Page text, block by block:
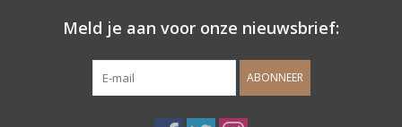
Meld je aan voor onze nieuwsbrief:
ABONNEER